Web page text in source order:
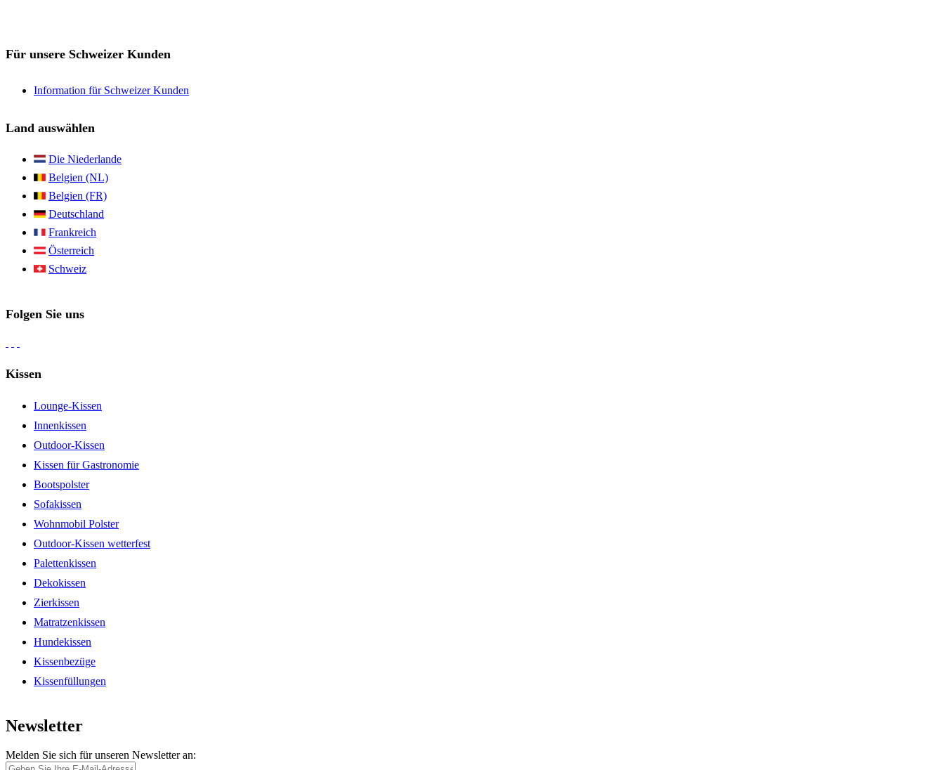
Für unsere Schweizer Kunden
Information für Schweizer Kunden
Land auswählen
Die Niederlande
Belgien (NL)
Belgien (FR)
Deutschland
Frankreich
Österreich
Schweiz
Folgen Sie uns
Kissen
Lounge-Kissen
Innenkissen
Outdoor-Kissen
Kissen für Gastronomie
Bootspolster
Sofakissen
Wohnmobil Polster
Outdoor-Kissen wetterfest
Palettenkissen
Dekokissen
Zierkissen
Matratzenkissen
Hundekissen
Kissenbezüge
Kissenfüllungen
Newsletter
Melden Sie sich für unseren Newsletter an: